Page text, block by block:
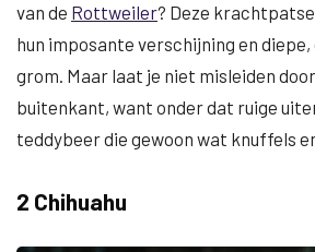
van de Rottweiler? Deze
hun imposante verschijning en
grom. Maar laat je niet misleiden
buitenkant, want onder dat ruige
teddybeer die gewoon wat knuffels
2 Chihuahu